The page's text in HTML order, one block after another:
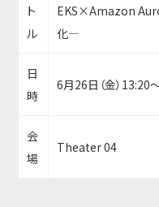
ト
ル
EKS×Amazon
化―
日
時
6月26日（金）13:20
会
場
Theater 04